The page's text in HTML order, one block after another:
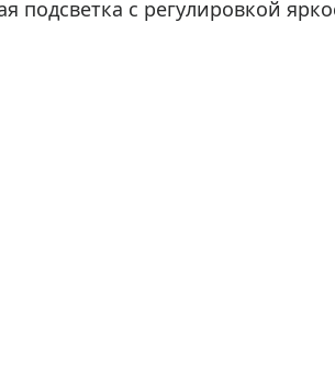
Курвиметры
подсветка с регулировкой